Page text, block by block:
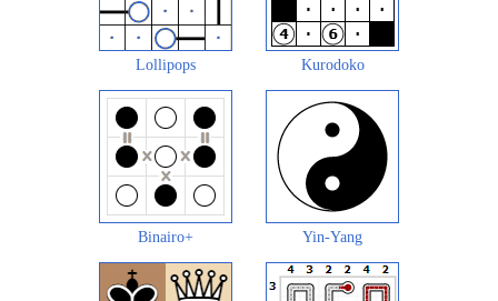
Lollipops Kurodoko
Binairo+ Yin-Yang